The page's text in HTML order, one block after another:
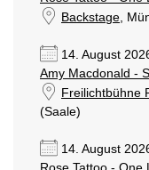
Backstage,
14. August
Amy Macdonald -
Freilichtbühne
(Saale)
14. August